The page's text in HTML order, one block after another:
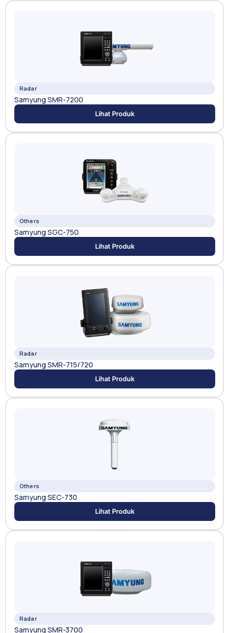
Radar
Samyung SMR-7200
Lihat Produk
Others
Samyung SGC-750
Lihat Produk
Radar
Samyung SMR-715/720
Lihat Produk
Others
Samyung SEC-730
Lihat Produk
Radar
Samyung SMR-3700